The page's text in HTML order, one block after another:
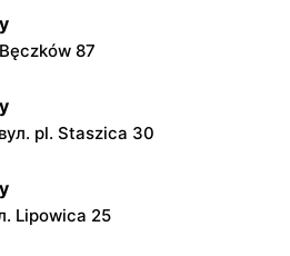
87
pl. Staszica 30
Lipowica 25